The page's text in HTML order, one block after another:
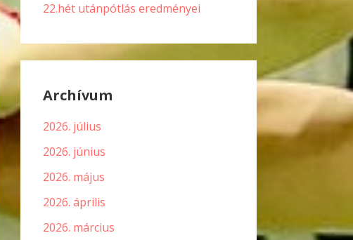
22.hét utánpótlás eredményei
Archívum
2026. július
2026. június
2026. május
2026. április
2026. március